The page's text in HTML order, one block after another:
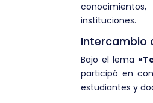
instituciones.
Intercambio
Bajo el lema
participó en
estudiantes y